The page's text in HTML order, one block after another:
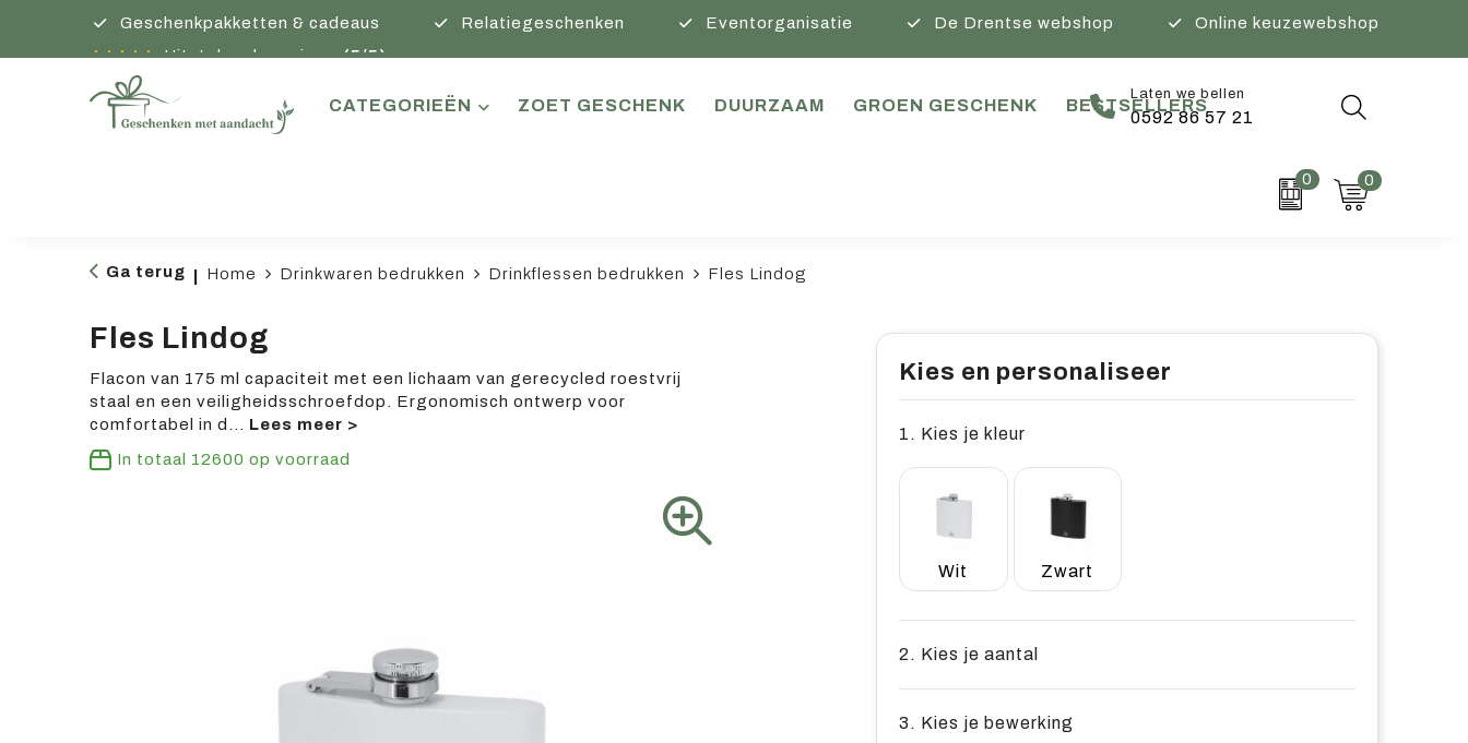
Geschenkpakketten & cadeaus Relatiegeschenken Eventorganisatie De Drentse webshop
Online keuzewebshop
Uitstekende reviews(5/5)
CATEGORIEËN ZOET GESCHENK DUURZAAM GROEN GESCHENK BESTSELLERS
Laten we bellen
0592 86 57 21
0 0
Ga terug Home Drinkwaren bedrukken Drinkflessen bedrukken Fles Lindog
Fles Lindog
Flacon van 175 ml capaciteit met een lichaam van gerecycled roestvrij
staal en een veiligheidsschroefdop. Ergonomisch ontwerp voor
comfortabel in d
In totaal 12600 op voorraad
Kies en personaliseer
1. Kies je kleur
Wit Zwart
2. Kies je aantal
3. Kies je bewerking